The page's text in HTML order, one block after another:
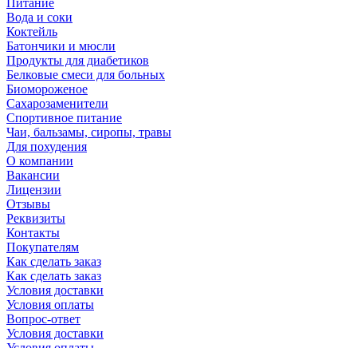
Питание
Вода и соки
Коктейль
Батончики и мюсли
Продукты для диабетиков
Белковые смеси для больных
Биомороженое
Сахарозаменители
Спортивное питание
Чаи, бальзамы, сиропы, травы
Для похудения
О компании
Вакансии
Лицензии
Отзывы
Реквизиты
Контакты
Покупателям
Как сделать заказ
Как сделать заказ
Условия доставки
Условия оплаты
Вопрос-ответ
Условия доставки